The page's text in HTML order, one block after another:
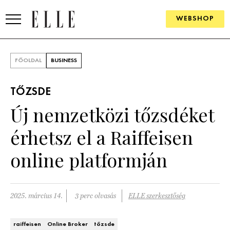
WEBSHOP
SZÉPSÉG
ÉLETMÓD
PÁRKAPCSOLAT
FŐOLDAL BUSINESS
TŐZSDE
Új nemzetközi tőzsdéket
érhetsz el a Raiffeisen
online platformján
2025. március 14. 3 perc olvasás ELLE szerkesztőség
raiffeisen Online Broker tőzsde